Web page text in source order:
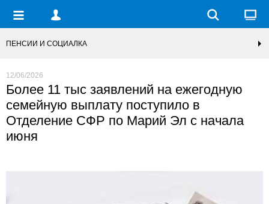
ПЕНСИИ И СОЦИАЛКА
12/06/2026
Более 11 тыс заявлений на ежегодную
семейную выплату поступило в
Отделение СФР по Марий Эл с начала
июня